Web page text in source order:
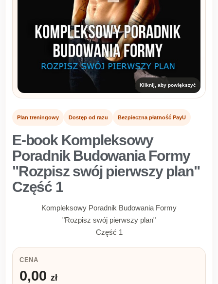
Kliknij, aby powiększyć
Plan treningowy Dostęp od razu Bezpieczna płatność PayU
E-book Kompleksowy
Poradnik Budowania Formy
"Rozpisz swój pierwszy plan"
Część 1
Kompleksowy Poradnik Budowania Formy
"Rozpisz swój pierwszy plan"
Część 1
CENA
0,00 zł